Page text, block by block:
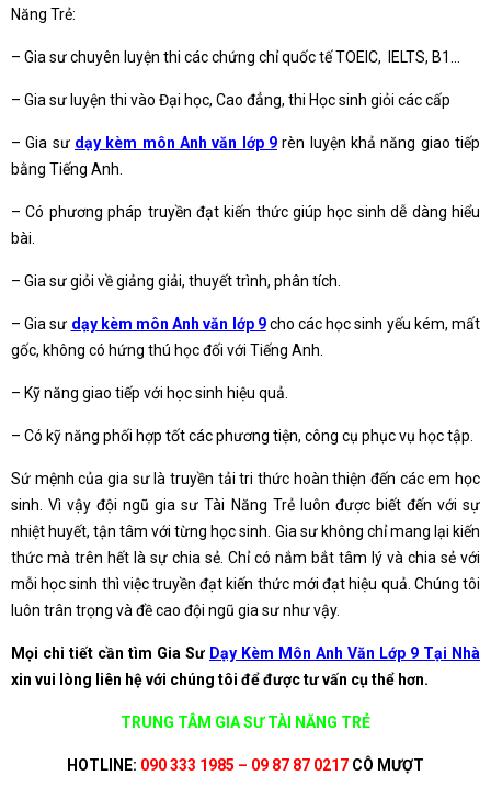
Năng Trẻ:
– Gia sư chuyên luyện thi các chứng chỉ quốc tế TOEIC, IELTS, B1…
– Gia sư luyện thi vào Đại học, Cao đẳng, thi Học sinh giỏi các cấp
– Gia sư dạy kèm môn Anh văn lớp 9 rèn luyện khả năng giao tiếp
bằng Tiếng Anh.
– Có phương pháp truyền đạt kiến thức giúp học sinh dễ dàng hiểu
bài.
– Gia sư giỏi về giảng giải, thuyết trình, phân tích.
– Gia sư dạy kèm môn Anh văn lớp 9cho các học sinh yếu kém, mất
gốc, không có hứng thú học đối với Tiếng Anh.
– Kỹ năng giao tiếp với học sinh hiệu quả.
– Có kỹ năng phối hợp tốt các phương tiện, công cụ phục vụ học tập.
Sứ mệnh của gia sư là truyền tải tri thức hoàn thiện đến các em học
sinh. Vì vậy đội ngũ gia sư Tài Năng Trẻ luôn được biết đến với sự
nhiệt huyết, tận tâm với từng học sinh. Gia sư không chỉ mang lại kiến
thức mà trên hết là sự chia sẻ. Chỉ có nắm bắt tâm lý và chia sẻ với
mỗi học sinh thì việc truyền đạt kiến thức mới đạt hiệu quả. Chúng tôi
luôn trân trọng và đề cao đội ngũ gia sư như vậy.
Mọi chi tiết cần tìm Gia Sư Dạy Kèm Môn Anh Văn Lớp 9 Tại Nhà
xin vui lòng liên hệ với chúng tôi để được tư vấn cụ thể hơn.
TRUNG TÂM GIA SƯ TÀI NĂNG TRẺ
HOTLINE: 090 333 1985 – 09 87 87 0217 CÔ MƯỢT